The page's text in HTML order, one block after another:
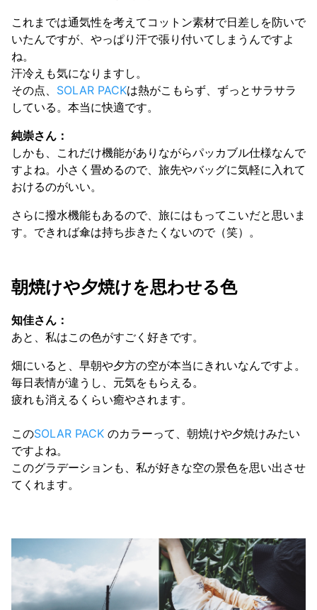
これまでは通気性を考えてコットン素材で日差しを防いで
いたんですが、やっぱり汗で張り付いてしまうんですよ
ね。
汗冷えも気になりますし。
その点、 SOLAR PACKは熱がこもらず、ずっとサラサラ
している。本当に快適です。
純崇さん：
しかも、これだけ機能がありながらパッカブル仕様なんで
すよね。小さく畳めるので、旅先やバッグに気軽に入れて
おけるのがいい。
さらに撥水機能もあるので、旅にはもってこいだと思いま
す。できれば傘は持ち歩きたくないので（笑）。
朝焼けや夕焼けを思わせる色
知佳さん：
あと、私はこの色がすごく好きです。
畑にいると、早朝や夕方の空が本当にきれいなんですよ。
毎日表情が違うし、元気をもらえる。
疲れも消えるくらい癒やされます。
このSOLAR PACK のカラーって 、朝焼けや夕焼けみたい
ですよね。
このグラデーションも、私が好きな空の景色を思い出させ
てくれます。